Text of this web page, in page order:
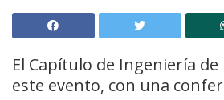
El Capítulo de Ingeniería
este evento, con una